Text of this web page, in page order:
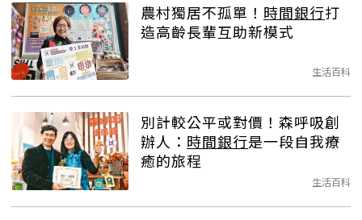
農村獨居不孤單！ 時間銀行打
造高齡長輩互助新模式
生活百科
別計較公平或對價！森呼吸創
辦人： 時間銀行是一段自我療
癒的旅程
生活百科